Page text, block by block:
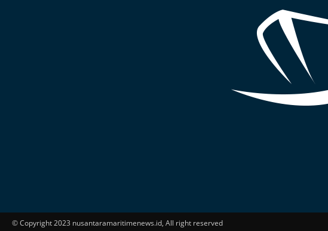
© Copyright 2023 nusantaramaritimenews.id, All right reserved